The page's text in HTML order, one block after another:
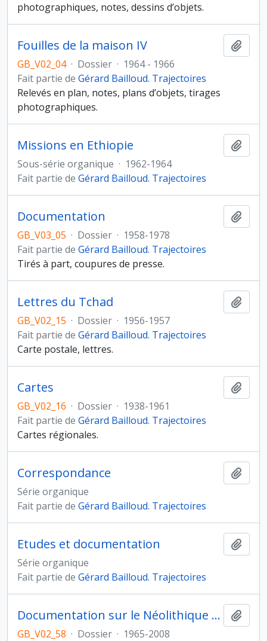
photographiques, notes, dessins d’objets.
Fouilles de la maison IV
GB_V02_04 · Dossier · 1964 - 1966
Fait partie de Gérard Bailloud. Trajectoires
Relevés en plan, notes, plans d’objets, tirages
photographiques.
Missions en Ethiopie
Sous-série organique · 1962-1964
Fait partie de Gérard Bailloud. Trajectoires
Documentation
GB_V03_05 · Dossier · 1958-1978
Fait partie de Gérard Bailloud. Trajectoires
Tirés à part, coupures de presse.
Lettres du Tchad
GB_V02_15 · Dossier · 1956-1957
Fait partie de Gérard Bailloud. Trajectoires
Carte postale, lettres.
Cartes
GB_V02_16 · Dossier · 1938-1961
Fait partie de Gérard Bailloud. Trajectoires
Cartes régionales.
Correspondance
Série organique
Fait partie de Gérard Bailloud. Trajectoires
Etudes et documentation
Série organique
Fait partie de Gérard Bailloud. Trajectoires
Documentation sur le Néolithique Moyen I de Bretagne
GB_V02_58 · Dossier · 1965-2008